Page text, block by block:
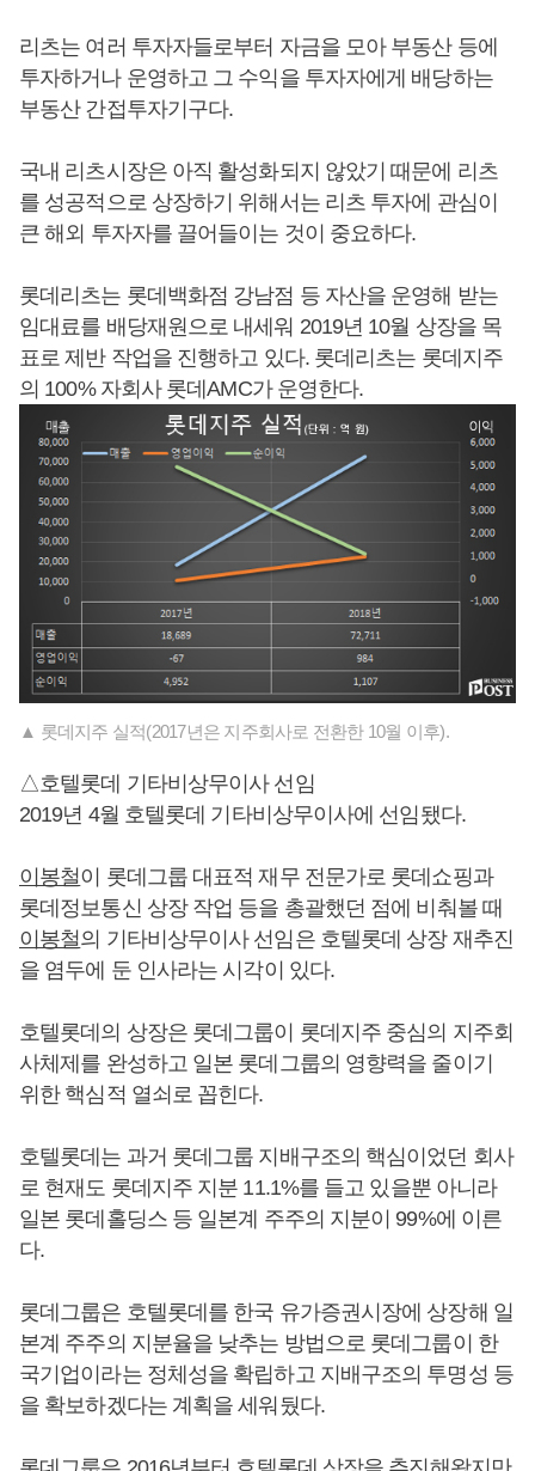
리츠는 여러 투자자들로부터 자금을 모아 부동산 등에
투자하거나 운영하고 그 수익을 투자자에게 배당하는
부동산 간접투자기구다.
국내 리츠시장은 아직 활성화되지 않았기 때문에 리츠
를 성공적으로 상장하기 위해서는 리츠 투자에 관심이
큰 해외 투자자를 끌어들이는 것이 중요하다.
롯데리츠는 롯데백화점 강남점 등 자산을 운영해 받는
임대료를 배당재원으로 내세워 2019년 10월 상장을 목
표로 제반 작업을 진행하고 있다. 롯데리츠는 롯데지주
의 100% 자회사 롯데AMC가 운영한다.
▲ 롯데지주 실적(2017년은 지주회사로 전환한 10월 이후).
△호텔롯데 기타비상무이사 선임
2019년 4월 호텔롯데 기타비상무이사에 선임됐다.
이봉철이 롯데그룹 대표적 재무 전문가로 롯데쇼핑과
롯데정보통신 상장 작업 등을 총괄했던 점에 비춰볼 때
이봉철의 기타비상무이사 선임은 호텔롯데 상장 재추진
을 염두에 둔 인사라는 시각이 있다.
호텔롯데의 상장은 롯데그룹이 롯데지주 중심의 지주회
사체제를 완성하고 일본 롯데그룹의 영향력을 줄이기
위한 핵심적 열쇠로 꼽힌다.
호텔롯데는 과거 롯데그룹 지배구조의 핵심이었던 회사
로 현재도 롯데지주 지분 11.1%를 들고 있을뿐 아니라
일본 롯데홀딩스 등 일본계 주주의 지분이 99%에 이른
다.
롯데그룹은 호텔롯데를 한국 유가증권시장에 상장해 일
본계 주주의 지분율을 낮추는 방법으로 롯데그룹이 한
국기업이라는 정체성을 확립하고 지배구조의 투명성 등
을 확보하겠다는 계획을 세워뒀다.